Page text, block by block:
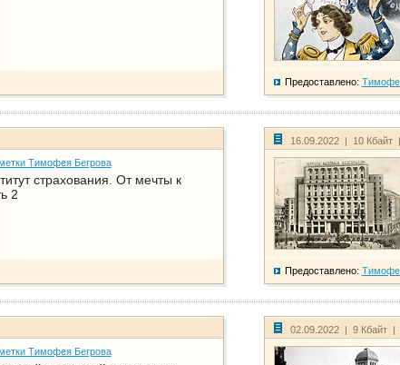
Предоставлено:
Тимофея Бегрова
страхования. От мечты к
2
16.09.2022 | 10 Кбайт
Предоставлено:
Тимофея Бегрова
02.09.2022 | 9 Кбайт |